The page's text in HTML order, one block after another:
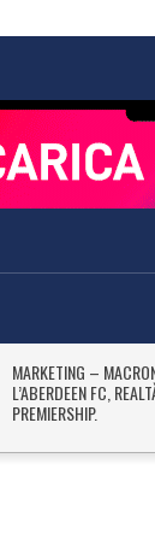
MARKETING –
L’ABERDEEN FC,
PREMIERSHIP.